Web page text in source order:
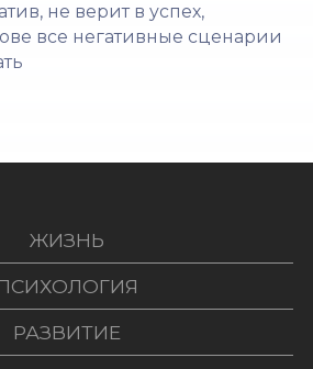
не верит в успех,
все негативные сценарии
ЖИЗНЬ
РАЗВИТИЕ